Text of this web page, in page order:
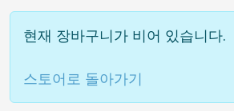
현재 장바구니가 비어 있습니다.
스토어로 돌아가기